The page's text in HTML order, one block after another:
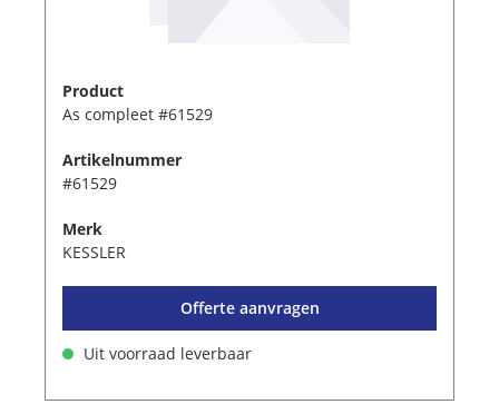
Product
As compleet #61529
Artikelnummer
#61529
Merk
KESSLER
Offerte aanvragen
Uit voorraad leverbaar